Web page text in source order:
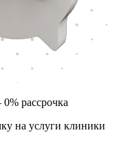
рассрочка
на услуги клиники